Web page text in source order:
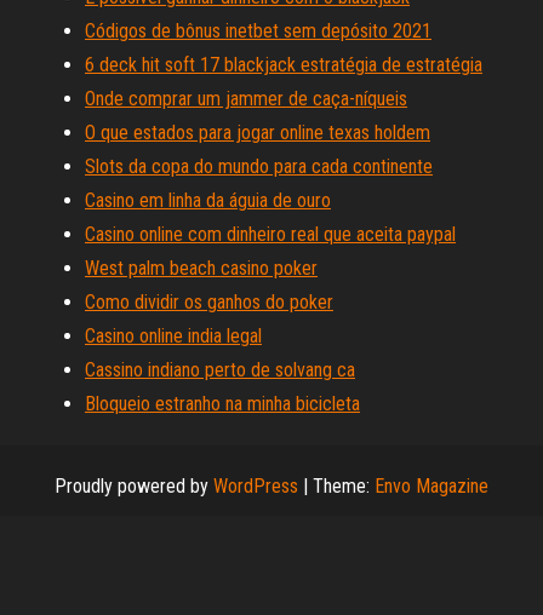
Códigos de bônus inetbet sem depósito 2021
6 deck hit soft 17 blackjack estratégia de estratégia
Onde comprar um jammer de caça-níqueis
O que estados para jogar online texas holdem
Slots da copa do mundo para cada continente
Casino em linha da águia de ouro
Casino online com dinheiro real que aceita paypal
West palm beach casino poker
Como dividir os ganhos do poker
Casino online india legal
Cassino indiano perto de solvang ca
Bloqueio estranho na minha bicicleta
Proudly powered by WordPress | Theme: Envo Magazine